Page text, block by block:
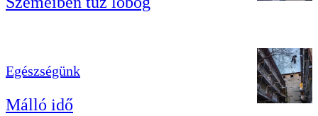
Egészségünk
Málló idő